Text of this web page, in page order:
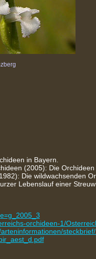
in Bayern.
(2005): Die
Die wildwachsenden
Lebenslauf einer
orchideen-1/